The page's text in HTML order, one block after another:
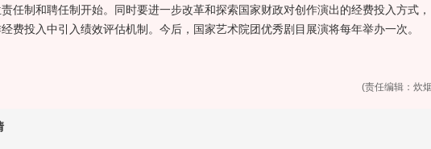
任制和聘任制开始。同时要进一步改革和探索国家财政对创作演出的经费投入方式，
费投入中引入绩效评估机制。今后，国家艺术院团优秀剧目展演将每年举办一次。
(责任编辑：炊